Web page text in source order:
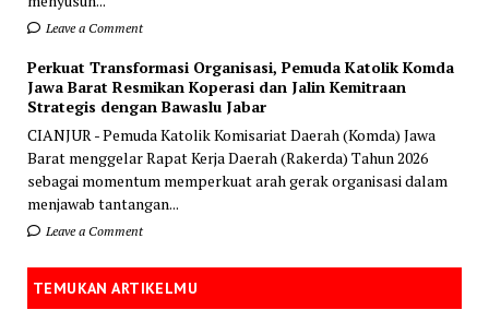
Leave a Comment
Perkuat Transformasi Organisasi, Pemuda Katolik Komda
Jawa Barat Resmikan Koperasi dan Jalin Kemitraan
Strategis dengan Bawaslu Jabar
CIANJUR - Pemuda Katolik Komisariat Daerah (Komda) Jawa
Barat menggelar Rapat Kerja Daerah (Rakerda) Tahun 2026
sebagai momentum memperkuat arah gerak organisasi dalam
menjawab tantangan...
Leave a Comment
TEMUKAN ARTIKELMU